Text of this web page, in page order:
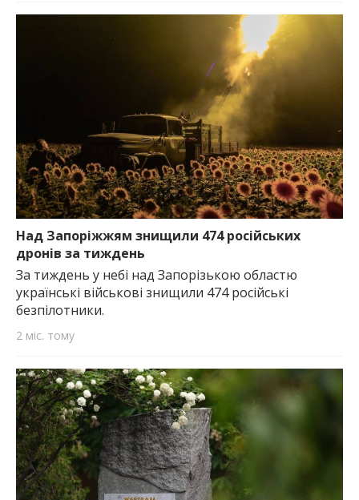
Над Запоріжжям знищили 474 російських
дронів за тиждень
За тиждень у небі над Запорізькою областю
українські військові знищили 474 російські
безпілотники.
2 міс. тому